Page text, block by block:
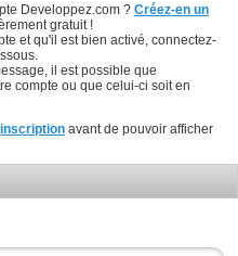
Developpez.com ? Créez-en un
gratuit !
et qu'il est bien activé, connectez-
il est possible que
compte ou que celui-ci soit en
inscription avant de pouvoir afficher